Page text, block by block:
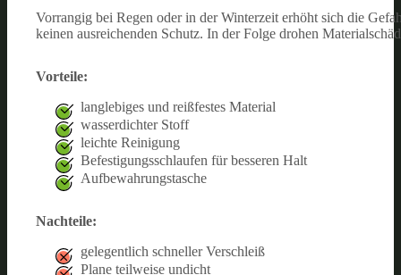
Vorrangig bei Regen oder in der Winterzeit erhöht sich die
keinen ausreichenden Schutz. In der Folge drohen
Vorteile:
langlebiges und reißfestes Material
wasserdichter Stoff
leichte Reinigung
Befestigungsschlaufen für besseren Halt
Aufbewahrungstasche
Nachteile:
gelegentlich schneller Verschleiß
Plane teilweise undicht